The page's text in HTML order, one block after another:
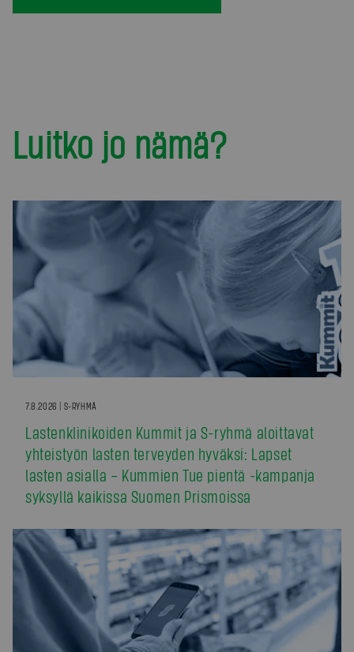
Luitko jo nämä?
7.8.2026 | S-RYHMÄ
Lastenklinikoiden Kummit ja S-ryhmä aloittavat
yhteistyön lasten terveyden hyväksi: Lapset
lasten asialla – Kummien Tue pientä -kampanja
syksyllä kaikissa Suomen Prismoissa